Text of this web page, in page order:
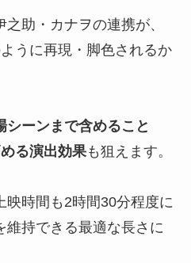
助・カナヲの連携が、
うに再現・脚色されるか
ーンまで含めること
る演出効果も狙えます。
映時間も2時間30分程度に
維持できる最適な長さに